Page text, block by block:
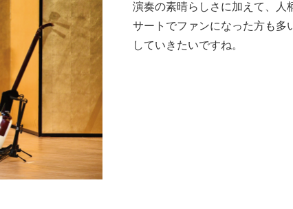
演奏の素晴らしさに加えて、人
サートでファンになった方も多
していきたいですね。